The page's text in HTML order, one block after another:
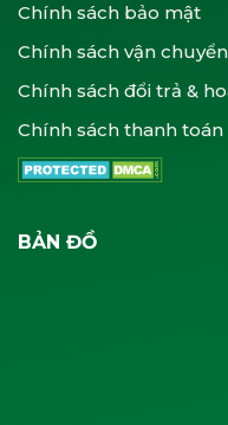
Chính sách bảo mật
Chính sách vận
Chính sách đổi trả &
Chính sách thanh toán
BẢN ĐỒ